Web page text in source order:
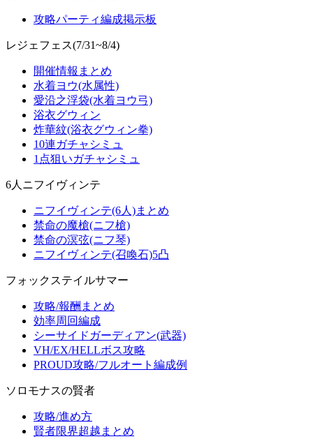
攻略パーティ編成掲示板
レジェフェス(7/31~8/4)
開催情報まとめ
水着ヨウ(水属性)
愛沿之浮袋(水着ヨウ弓)
浴衣グウィン
炸華紋(浴衣グウィン拳)
10連ガチャシミュ
1点狙いガチャシミュ
6人ニフイヴィンテ
ニフイヴィンテ(6人)まとめ
禁命の魔槍(ニフ槍)
禁命の溟弦(ニフ琴)
ニフイヴィンテ(召喚石)5凸
フォックステイルサマー
攻略/報酬まとめ
効率周回編成
シーサイドガーディアン(武器)
VH/EX/HELLボス攻略
PROUD攻略/フルオート編成例
ソロモナスの賢者
攻略/進め方
賢者限界超越まとめ